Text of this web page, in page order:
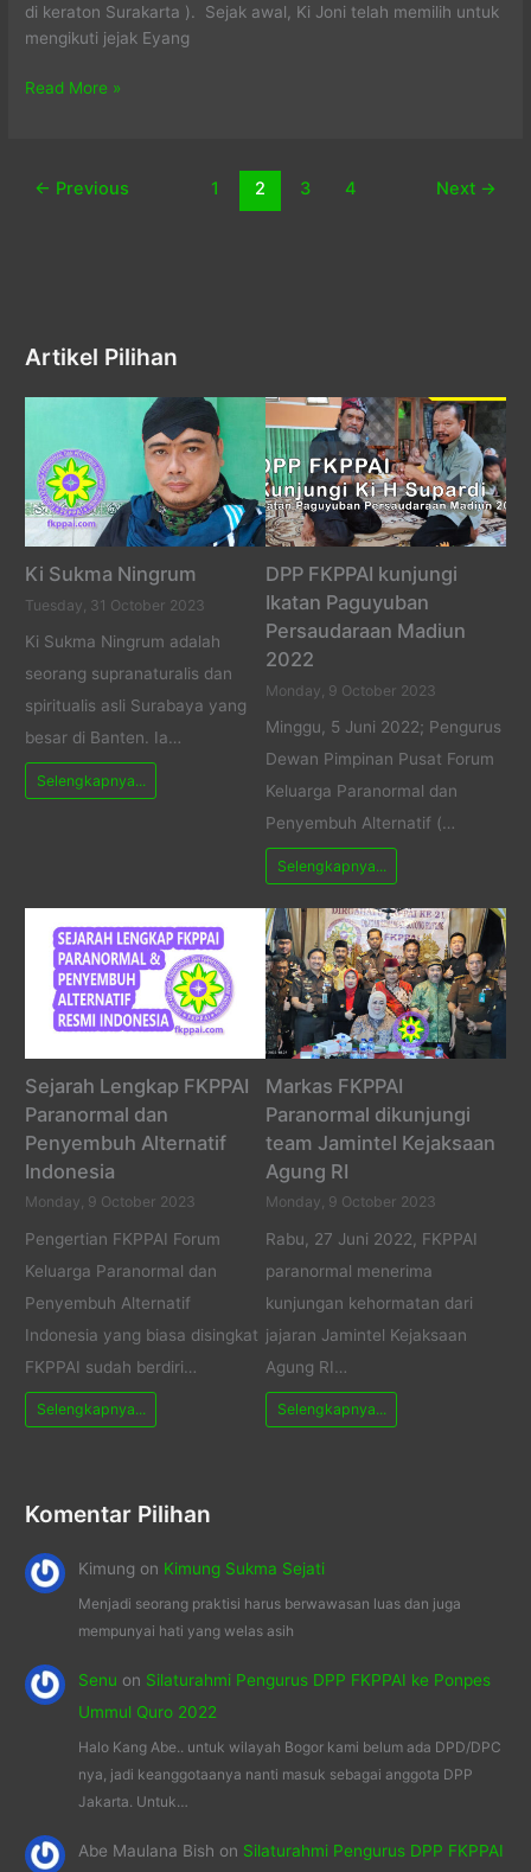
di keraton Surakarta ). Sejak awal, Ki Joni telah memilih untuk
mengikuti jejak Eyang
Ki
Read More »
← Previous 1 2 3 4 Next →
Artikel Pilihan
Ki Sukma Ningrum
Tuesday, 31 October 2023
Ki Sukma Ningrum adalah
seorang supranaturalis dan
spiritualis asli Surabaya yang
besar di Banten. Ia…
Selengkapnya...
DPP FKPPAI kunjungi
Ikatan Paguyuban
Persaudaraan Madiun
2022
Monday, 9 October 2023
Minggu, 5 Juni 2022; Pengurus
Dewan Pimpinan Pusat Forum
Keluarga Paranormal dan
Penyembuh Alternatif (…
Selengkapnya...
Sejarah Lengkap FKPPAI
Paranormal dan
Penyembuh Alternatif
Indonesia
Monday, 9 October 2023
Pengertian FKPPAI Forum
Keluarga Paranormal dan
Penyembuh Alternatif
Indonesia yang biasa disingkat
FKPPAI sudah berdiri…
Selengkapnya...
Markas FKPPAI
Paranormal dikunjungi
team Jamintel Kejaksaan
Agung RI
Monday, 9 October 2023
Rabu, 27 Juni 2022, FKPPAI
paranormal menerima
kunjungan kehormatan dari
jajaran Jamintel Kejaksaan
Agung RI…
Selengkapnya...
Komentar Pilihan
Kimung on Kimung Sukma Sejati
Menjadi seorang praktisi harus berwawasan luas dan juga
mempunyai hati yang welas asih
Senu on Silaturahmi Pengurus DPP FKPPAI ke Ponpes
Ummul Quro 2022
Halo Kang Abe.. untuk wilayah Bogor kami belum ada DPD/DPC
nya, jadi keanggotaanya nanti masuk sebagai anggota DPP
Jakarta. Untuk…
Abe Maulana Bish on Silaturahmi Pengurus DPP FKPPAI